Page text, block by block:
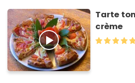
Tarte
crème